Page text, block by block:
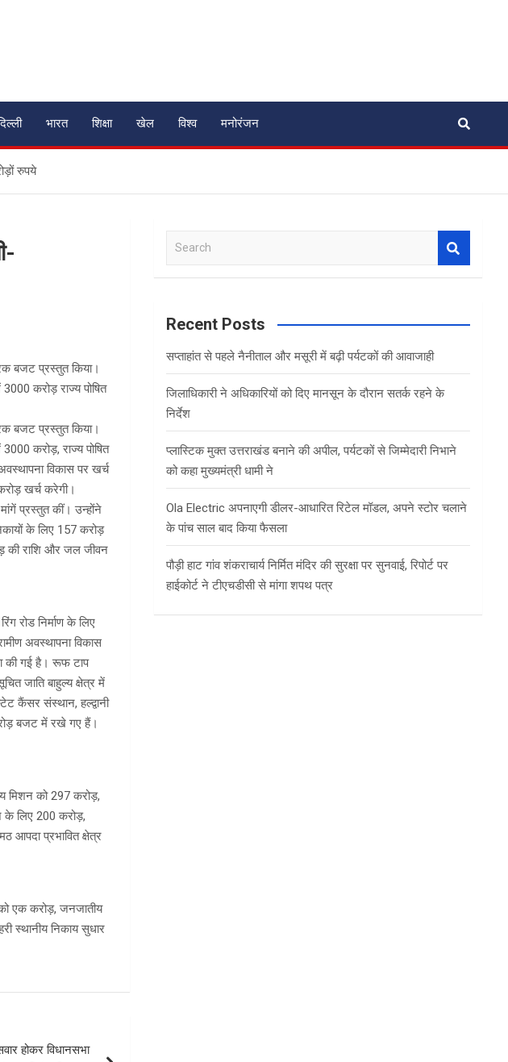
भारत शिक्षा खेल विश्व मनोरंजन
रुपये
बजट प्रस्तुत किया।
करोड़ राज्य पोषित
बजट प्रस्तुत किया।
करोड़, राज्य पोषित
विकास पर खर्च
खर्च करेगी।
प्रस्तुत कीं। उन्होंने
के लिए 157 करोड़
की राशि और जल जीवन
रोड निर्माण के लिए
अवस्थापना विकास
की गई है। रूफ टाप
जाति बाहुल्य क्षेत्र में
कैंसर संस्थान, हल्द्वानी
बजट में रखे गए हैं।
मिशन को 297 करोड़,
के लिए 200 करोड़,
आपदा प्रभावित क्षेत्र
एक करोड़, जनजातीय
स्थानीय निकाय सुधार
होकर विधानसभा
a
c
Recent Posts
सप्ताहांत से पहले नैनीताल और मसूरी में बढ़ी पर्यटकों की आवाजाही
जिलाधिकारी ने अधिकारियों को दिए मानसून के दौरान सतर्क रहने के
निर्देश
प्लास्टिक मुक्त उत्तराखंड बनाने की अपील, पर्यटकों से जिम्मेदारी निभाने
को कहा मुख्यमंत्री धामी ने
Ola Electric अपनाएगी डीलर-आधारित रिटेल मॉडल, अपने स्टोर चलाने
के पांच साल बाद किया फैसला
पौड़ी हाट गांव शंकराचार्य निर्मित मंदिर की सुरक्षा पर सुनवाई, रिपोर्ट पर
हाईकोर्ट ने टीएचडीसी से मांगा शपथ पत्र